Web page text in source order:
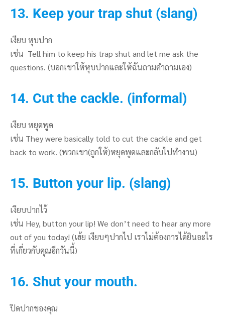
13. Keep your trap shut (slang)
เงียบ หุบปาก
เช่น Tell him to keep his trap shut and let me ask the
questions. (บอกเขาให้หุบปากและให้ฉันถามคำถามเอง)
14. Cut the cackle. (informal)
เงียบ หยุดพูด
เช่น They were basically told to cut the cackle and get
back to work. (พวกเขา(ถูกให้)หยุดพูดและกลับไปทำงาน)
15. Button your lip. (slang)
เงียบปากไว้
เช่น Hey, button your lip! We don’t need to hear any more
out of you today! (เฮ้ย เงียบๆปากไป เราไม่ต้องการได้ยินอะไร
ที่เกี่ยวกับคุณอีกวันนี้)
16. Shut your mouth.
ปิดปากของคุณ